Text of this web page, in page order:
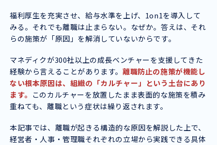
福利厚生を充実させ、給与水準を上げ、1on1を導入して
みる。それでも離職は止まらない。なぜか。答えは、それ
らの施策が「原因」を解消していないからです。
マネディクが300社以上の成長ベンチャーを支援してきた
経験から言えることがあります。 離職防止の施策が機能し
ない根本原因は、組織の「カルチャー」という土台にあり
ます。 このカルチャーを放置したまま表面的な施策を積み
重ねても、離職という症状は繰り返されます。
本記事では、離職が起きる構造的な原因を解説した上で、
経営者・人事・管理職それぞれの立場から実践できる具体